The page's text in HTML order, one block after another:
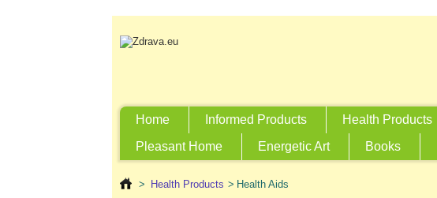
Home Informed Products Health Products
Pleasant Home
Energetic Art Books
> Health Products > Health Aids